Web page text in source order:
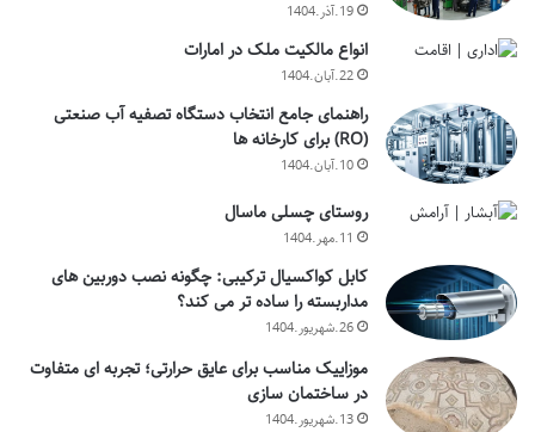
19.آذر.1404
انواع مالکیت ملک در امارات
22.آبان.1404
راهنمای جامع انتخاب دستگاه تصفیه آب صنعتی
(RO) برای کارخانه ها
10.آبان.1404
روستای چسلی ماسال
11.مهر.1404
کابل کواکسیال ترکیبی: چگونه نصب دوربین های
مداربسته را ساده تر می کند؟
26.شهریور.1404
موزاییک مناسب برای عایق حرارتی؛ تجربه ای متفاوت
در ساختمان سازی
13.شهریور.1404